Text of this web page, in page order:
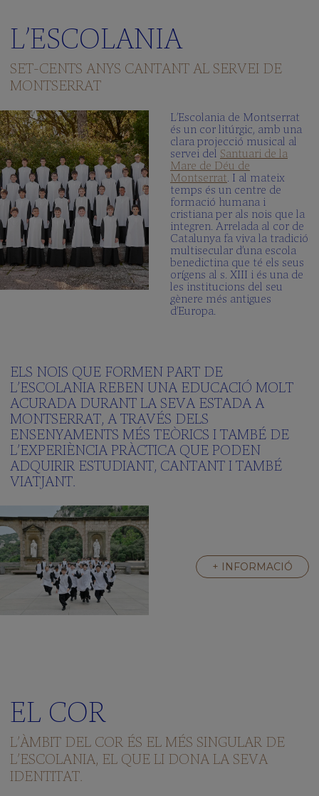
L’ESCOLANIA
SET-CENTS ANYS CANTANT AL SERVEI DE
MONTSERRAT
L’Escolania de Montserrat
és un cor litúrgic, amb una
clara projecció musical al
servei del Santuari de la
Mare de Déu de
Montserrat. I al mateix
temps és un centre de
formació humana i
cristiana per als nois que la
integren. Arrelada al cor de
Catalunya fa viva la tradició
multisecular d’una escola
benedictina que té els seus
orígens al s. XIII i és una de
les institucions del seu
gènere més antigues
d’Europa.
ELS NOIS QUE FORMEN PART DE
L’ESCOLANIA REBEN UNA EDUCACIÓ MOLT
ACURADA DURANT LA SEVA ESTADA A
MONTSERRAT, A TRAVÉS DELS
ENSENYAMENTS MÉS TEÒRICS I TAMBÉ DE
L’EXPERIÈNCIA PRÀCTICA QUE PODEN
ADQUIRIR ESTUDIANT, CANTANT I TAMBÉ
VIATJANT.
+ INFORMACIÓ
EL COR
L’ÀMBIT DEL COR ÉS EL MÉS SINGULAR DE
L’ESCOLANIA, EL QUE LI DONA LA SEVA
IDENTITAT.